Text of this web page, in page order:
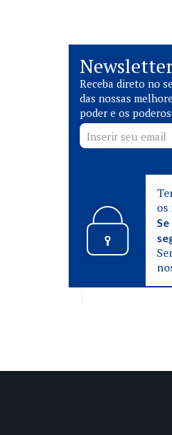
Receba direto no
das nossas
poder e os
os